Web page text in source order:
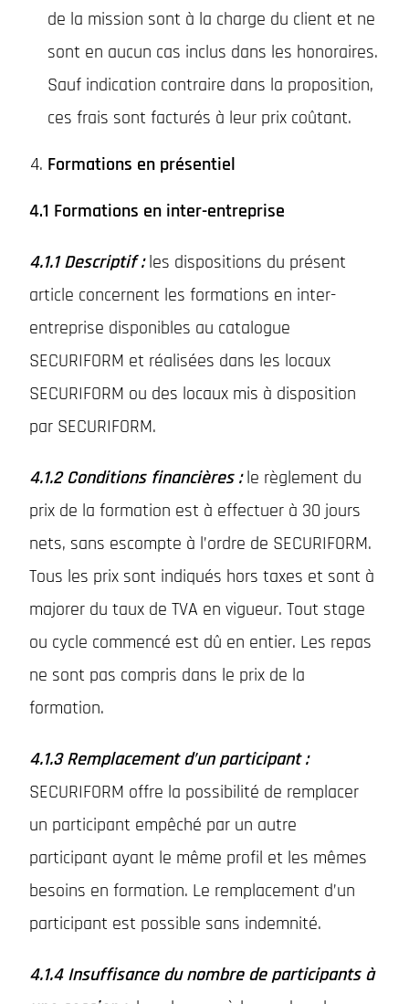
de la mission sont à la charge du client et ne
sont en aucun cas inclus dans les honoraires.
Sauf indication contraire dans la proposition,
ces frais sont facturés à leur prix coûtant.
Formations en présentiel
4.1 Formations en inter-entreprise
4.1.1 Descriptif :les dispositions du présent
article concernent les formations en inter-
entreprise disponibles au catalogue
SECURIFORM et réalisées dans les locaux
SECURIFORM ou des locaux mis à disposition
par SECURIFORM.
4.1.2 Conditions financières :le règlement du
prix de la formation est à effectuer à 30 jours
nets, sans escompte à l’ordre de SECURIFORM.
Tous les prix sont indiqués hors taxes et sont à
majorer du taux de TVA en vigueur. Tout stage
ou cycle commencé est dû en entier. Les repas
ne sont pas compris dans le prix de la
formation.
4.1.3 Remplacement d’un participant :
SECURIFORM offre la possibilité de remplacer
un participant empêché par un autre
participant ayant le même profil et les mêmes
besoins en formation. Le remplacement d’un
participant est possible sans indemnité.
4.1.4 Insuffisance du nombre de participants à